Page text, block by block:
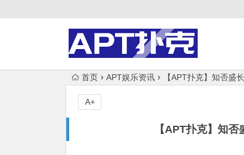
首页 APT娱乐资讯 【APT扑克】知否盛
【APT扑克】知
A+